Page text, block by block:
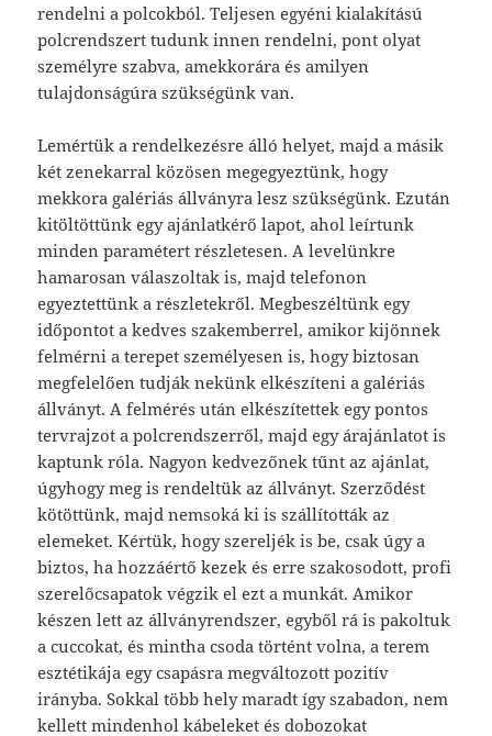
rendelni a polcokból. Teljesen egyéni kialakítású
polcrendszert tudunk innen rendelni, pont olyat
személyre szabva, amekkorára és amilyen
tulajdonságúra szükségünk van.
Lemértük a rendelkezésre álló helyet, majd a másik
két zenekarral közösen megegyeztünk, hogy
mekkora galériás állványra lesz szükségünk. Ezután
kitöltöttünk egy ajánlatkérő lapot, ahol leírtunk
minden paramétert részletesen. A levelünkre
hamarosan válaszoltak is, majd telefonon
egyeztettünk a részletekről. Megbeszéltünk egy
időpontot a kedves szakemberrel, amikor kijönnek
felmérni a terepet személyesen is, hogy biztosan
megfelelően tudják nekünk elkészíteni a galériás
állványt. A felmérés után elkészítettek egy pontos
tervrajzot a polcrendszerről, majd egy árajánlatot is
kaptunk róla. Nagyon kedvezőnek tűnt az ajánlat,
úgyhogy meg is rendeltük az állványt. Szerződést
kötöttünk, majd nemsoká ki is szállították az
elemeket. Kértük, hogy szereljék is be, csak úgy a
biztos, ha hozzáértő kezek és erre szakosodott, profi
szerelőcsapatok végzik el ezt a munkát. Amikor
készen lett az állványrendszer, egyből rá is pakoltuk
a cuccokat, és mintha csoda történt volna, a terem
esztétikája egy csapásra megváltozott pozitív
irányba. Sokkal több hely maradt így szabadon, nem
kellett mindenhol kábeleket és dobozokat